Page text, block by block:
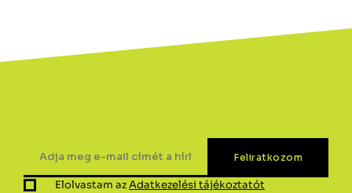
Elolvastam azAdatkezelési tájékoztatót